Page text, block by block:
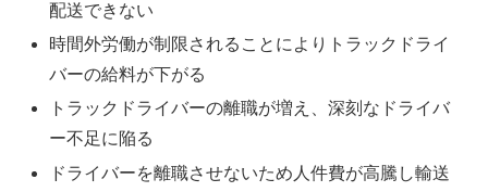
配送できない
時間外労働が制限されることによりトラックドライ
バーの給料が下がる
トラックドライバーの離職が増え、深刻なドライバ
ー不足に陥る
ドライバーを離職させないため人件費が高騰し輸送